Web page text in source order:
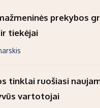
prekybos
tiekėjai
tinklai ruošiasi
vartotojai